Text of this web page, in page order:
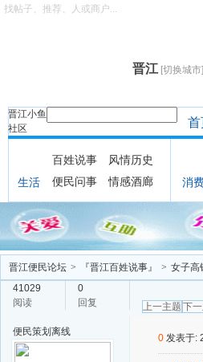
晋江 [切换城市]
晋江小鱼
社区
找帖子、推荐、人或商户...
首
生活
百姓说事
风情历史
便民问事
情感酒廊 消
晋江便民论坛 > 『晋江百姓说事』 > 女子高
41029
阅读
0
回复
上一主题 下
便民策划 离线
0 发表于: